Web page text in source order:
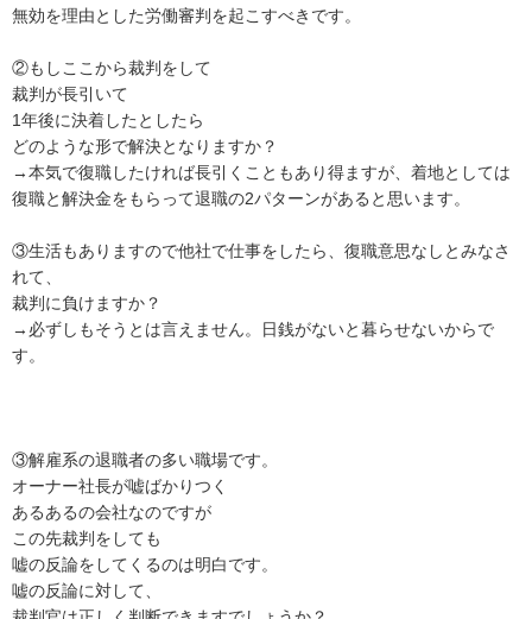
無効を理由とした労働審判を起こすべきです。
②もしここから裁判をして
裁判が長引いて
1年後に決着したとしたら
どのような形で解決となりますか？
→本気で復職したければ長引くこともあり得ますが、着地としては
復職と解決金をもらって退職の2パターンがあると思います。
③生活もありますので他社で仕事をしたら、復職意思なしとみなさ
れて、
裁判に負けますか？
→必ずしもそうとは言えません。日銭がないと暮らせないからで
す。
③解雇系の退職者の多い職場です。
オーナー社長が嘘ばかりつく
あるあるの会社なのですが
この先裁判をしても
嘘の反論をしてくるのは明白です。
嘘の反論に対して、